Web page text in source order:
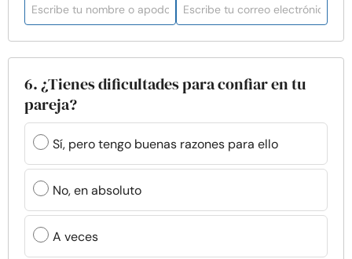
6. ¿Tienes dificultades para confiar en tu
pareja?
Sí, pero tengo buenas razones para ello
No, en absoluto
A veces